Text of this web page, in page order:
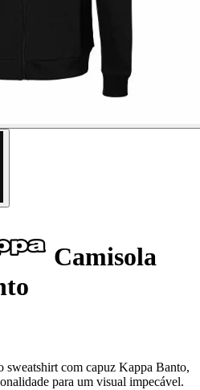
Camisola
com capuz Kappa Banto,
para um visual impecável.